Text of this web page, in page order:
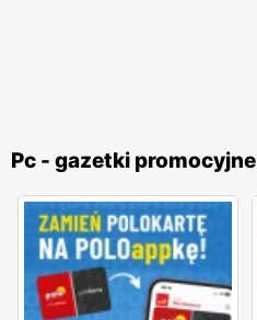
Pc - gazetki promocyjne